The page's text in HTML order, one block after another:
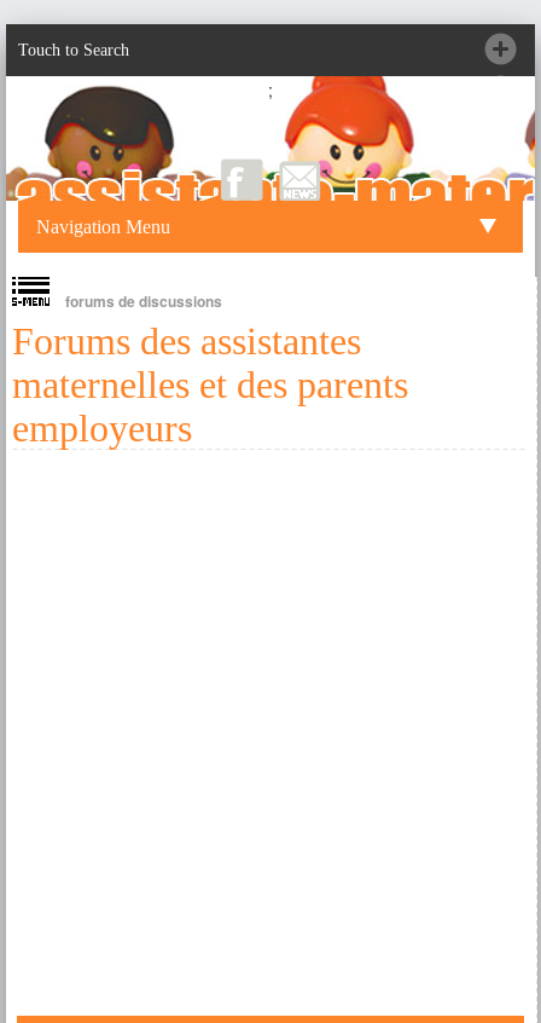
Touch to Search
;
Navigation Menu
forums de discussions
Forums des assistantes
maternelles et des parents
employeurs